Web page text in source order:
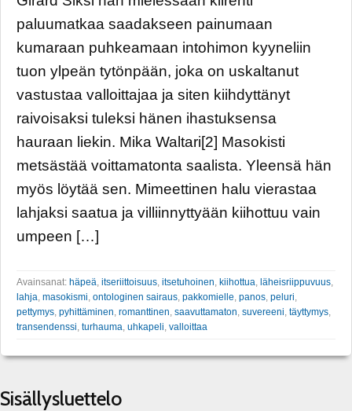
paluumatkaa saadakseen painumaan
kumaraan puhkeamaan intohimon kyyneliin
tuon ylpeän tytönpään, joka on uskaltanut
vastustaa valloittajaa ja siten kiihdyttänyt
raivoisaksi tuleksi hänen ihastuksensa
hauraan liekin. Mika Waltari[2] Masokisti
metsästää voittamatonta saalista. Yleensä hän
myös löytää sen. Mimeettinen halu vierastaa
lahjaksi saatua ja villiinnyttyään kiihottuu vain
umpeen […]
Avainsanat: häpeä, itseriittoisuus, itsetuhoinen, kiihottua, läheisriippuvuus,
lahja, masokismi, ontologinen sairaus, pakkomielle, panos, peluri,
pettymys, pyhittäminen, romanttinen, saavuttamaton, suvereeni, täyttymys,
transendenssi, turhauma, uhkapeli, valloittaa
Sisällysluettelo